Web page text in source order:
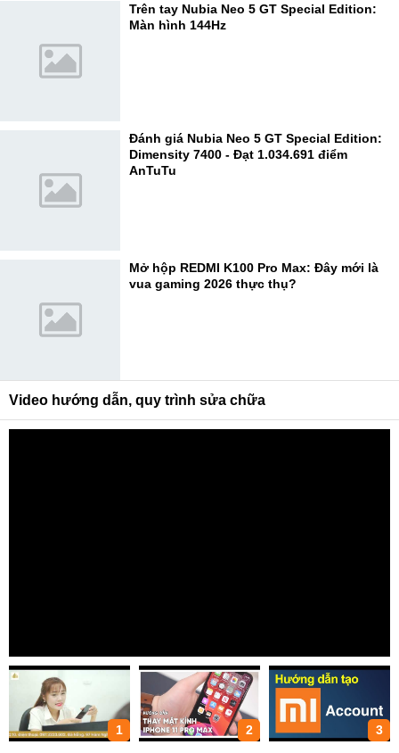
Trên tay Nubia Neo 5 GT Special Edition:
Màn hình 144Hz
Đánh giá Nubia Neo 5 GT Special Edition:
Dimensity 7400 - Đạt 1.034.691 điểm
AnTuTu
Mở hộp REDMI K100 Pro Max: Đây mới là
vua gaming 2026 thực thụ?
Video hướng dẫn, quy trình sửa chữa
1 2 3